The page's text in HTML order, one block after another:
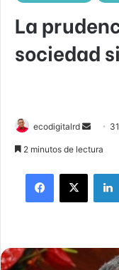
La
sociedad
ecodigitalrd
Send
2 minutos de lectura
Facebook
X